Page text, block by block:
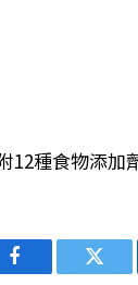
12種食物添加
Facebook